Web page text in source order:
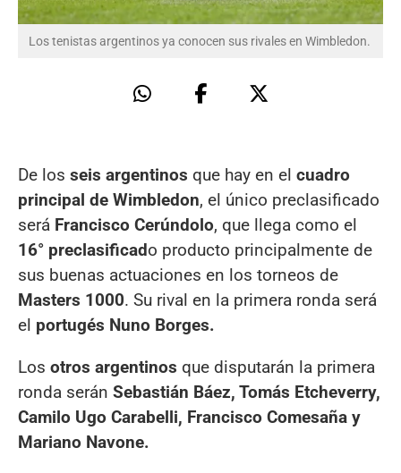
Los tenistas argentinos ya conocen sus rivales en Wimbledon.
De los seis argentinos que hay en el cuadro
principal de Wimbledon, el único preclasificado
será Francisco Cerúndolo, que llega como el
16° preclasificado producto principalmente de
sus buenas actuaciones en los torneos de
Masters 1000. Su rival en la primera ronda será
el portugés Nuno Borges.
Los otros argentinos que disputarán la primera
ronda serán Sebastián Báez, Tomás Etcheverry,
Camilo Ugo Carabelli, Francisco Comesaña y
Mariano Navone.